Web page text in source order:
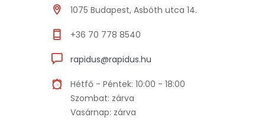
1075 Budapest, Asbóth utca 14.
+36 70 778 8540
rapidus@rapidus.hu
Hétfő - Péntek: 10:00 - 18:00
Szombat: zárva
Vasárnap: zárva